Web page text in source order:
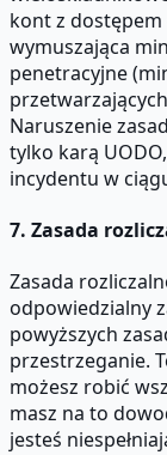
kont z dostępem
wymuszająca
penetracyjne
Naruszenie
tylko karą
incydentu w
7. Zasada
Zasada
odpowiedzialny
powyższych
przestrzeganie.
możesz robić
masz na to
jesteś